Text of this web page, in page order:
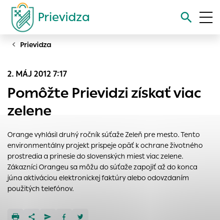
Prievidza
Vyhľadávanie
Prievidza
2. MÁJ 2012 7:17
Pomôžte Prievidzi získať viac
zelene
Orange vyhlásil druhý ročník súťaže Zeleň pre mesto. Tento
environmentálny projekt prispeje opäť k ochrane životného
prostredia a prinesie do slovenských miest viac zelene.
Zákazníci Orangeu sa môžu do súťaže zapojiť až do konca
júna aktiváciou elektronickej faktúry alebo odovzdaním
použitých telefónov.
Nastavenie cookies
Cookies sú malé súbory, do ktorých webové stránky môžu
ukladať informácie o vašej aktivite a preferenciách.
zapamätoval Vaše prihlásenie alebo aby sa uložila Vaša
voľba v tomto okne.
Vyberte úroveň cookies, ktorú chcete povoliť
Technické cookies
Technické súbory cookie sú pre prevádzku nevyhnutné a
umožňujú základné funkcie, ako je navigácia na stránke a